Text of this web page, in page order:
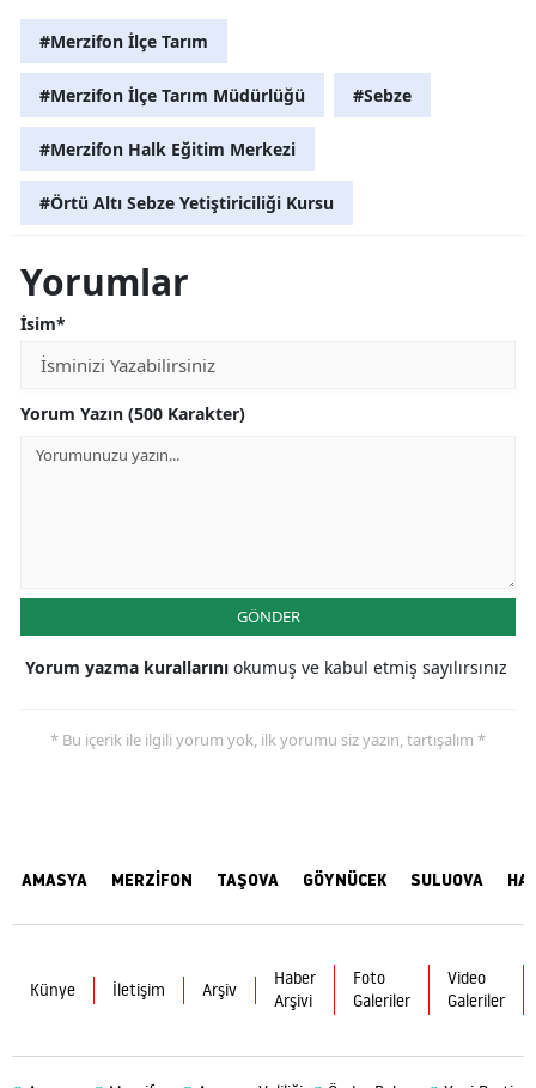
#Merzifon İlçe Tarım
#Merzifon İlçe Tarım Müdürlüğü #Sebze
#Merzifon Halk Eğitim Merkezi
#Örtü Altı Sebze Yetiştiriciliği Kursu
Yorumlar
İsim*
Yorum Yazın (500 Karakter)
GÖNDER
Yorum yazma kurallarını okumuş ve kabul etmiş sayılırsınız
* Bu içerik ile ilgili yorum yok, ilk yorumu siz yazın, tartışalım *
AMASYA MERZİFON TAŞOVA GÖYNÜCEK SULUOVA
Künye İletişim Arşiv
Haber
Arşivi
Foto
Galeriler
Video
Galeriler